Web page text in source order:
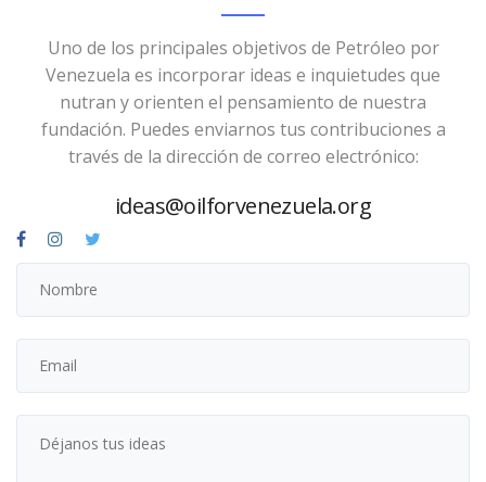
Uno de los principales objetivos de Petróleo por
Venezuela es incorporar ideas e inquietudes que
nutran y orienten el pensamiento de nuestra
fundación. Puedes enviarnos tus contribuciones a
través de la dirección de correo electrónico:
ideas@oilforvenezuela.org